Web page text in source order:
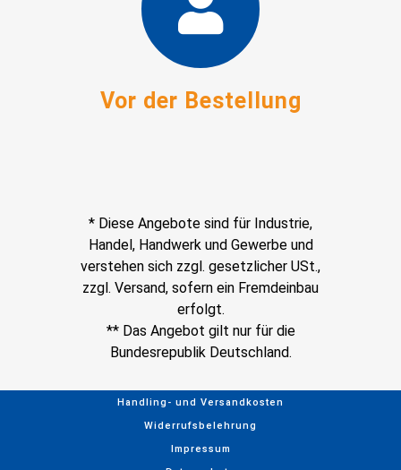
Vor der Bestellung
* Diese Angebote sind für Industrie,
Handel, Handwerk und Gewerbe und
verstehen sich zzgl. gesetzlicher USt.,
zzgl. Versand, sofern ein Fremdeinbau
erfolgt.
** Das Angebot gilt nur für die
Bundesrepublik Deutschland.
Handling- und Versandkosten
Widerrufsbelehrung
Impressum